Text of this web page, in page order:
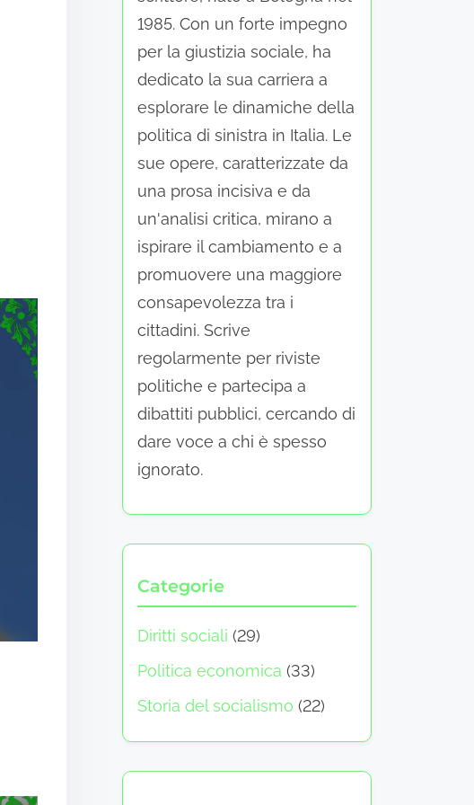
1985. Con un forte impegno
per la giustizia sociale, ha
dedicato la sua carriera a
esplorare le dinamiche della
politica di sinistra in Italia. Le
sue opere, caratterizzate da
una prosa incisiva e da
un'analisi critica, mirano a
ispirare il cambiamento e a
promuovere una maggiore
consapevolezza tra i
cittadini. Scrive
regolarmente per riviste
politiche e partecipa a
dibattiti pubblici, cercando di
dare voce a chi è spesso
ignorato.
Categorie
Diritti sociali (29)
Politica economica (33)
Storia del socialismo (22)